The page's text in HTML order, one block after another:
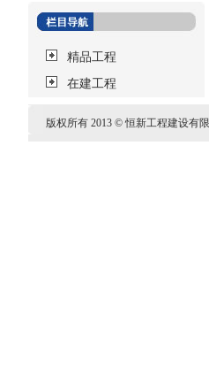
精品工程
在建工程
版权所有 2013 © 恒新工程建设有